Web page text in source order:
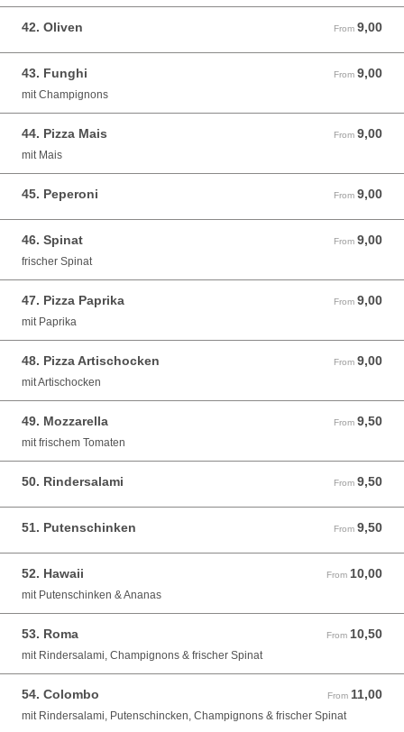
42. Oliven From 9,00
From 9,00 EUR
43. Funghi From 9,00
From 9,00 EUR
mit Champignons
44. Pizza Mais From 9,00
From 9,00 EUR
mit Mais
45. Peperoni From 9,00
From 9,00 EUR
46. Spinat From 9,00
From 9,00 EUR
frischer Spinat
47. Pizza Paprika From 9,00
From 9,00 EUR
mit Paprika
48. Pizza Artischocken From 9,00
From 9,00 EUR
mit Artischocken
49. Mozzarella From 9,50
From 9,50 EUR
mit frischem Tomaten
50. Rindersalami From 9,50
From 9,50 EUR
51. Putenschinken From 9,50
From 9,50 EUR
52. Hawaii From 10,00
From 10,00 EUR
mit Putenschinken & Ananas
53. Roma From 10,50
From 10,50 EUR
mit Rindersalami, Champignons & frischer Spinat
54. Colombo From 11,00
From 11,00 EUR
mit Rindersalami, Putenschincken, Champignons & frischer Spinat